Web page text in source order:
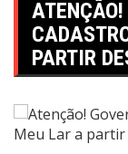
ATENÇÃO!
PARTIR